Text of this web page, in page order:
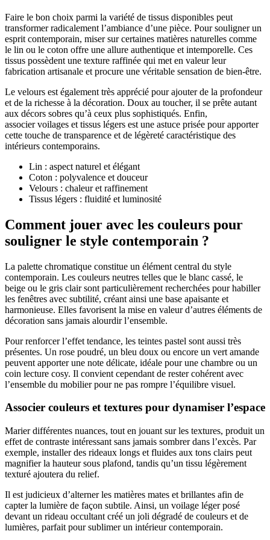
Faire le bon choix parmi la variété de tissus disponibles peut
transformer radicalement l’ambiance d’une pièce. Pour souligner un
esprit contemporain, miser sur certaines matières naturelles comme
le lin ou le coton offre une allure authentique et intemporelle. Ces
tissus possèdent une texture raffinée qui met en valeur leur
fabrication artisanale et procure une véritable sensation de bien-être.
Le velours est également très apprécié pour ajouter de la profondeur
et de la richesse à la décoration. Doux au toucher, il se prête autant
aux décors sobres qu’à ceux plus sophistiqués. Enfin,
associer voilages et tissus légers est une astuce prisée pour apporter
cette touche de transparence et de légèreté caractéristique des
intérieurs contemporains.
Lin : aspect naturel et élégant
Coton : polyvalence et douceur
Velours : chaleur et raffinement
Tissus légers : fluidité et luminosité
Comment jouer avec les couleurs pour
souligner le style contemporain ?
La palette chromatique constitue un élément central du style
contemporain. Les couleurs neutres telles que le blanc cassé, le
beige ou le gris clair sont particulièrement recherchées pour habiller
les fenêtres avec subtilité, créant ainsi une base apaisante et
harmonieuse. Elles favorisent la mise en valeur d’autres éléments de
décoration sans jamais alourdir l’ensemble.
Pour renforcer l’effet tendance, les teintes pastel sont aussi très
présentes. Un rose poudré, un bleu doux ou encore un vert amande
peuvent apporter une note délicate, idéale pour une chambre ou un
coin lecture cosy. Il convient cependant de rester cohérent avec
l’ensemble du mobilier pour ne pas rompre l’équilibre visuel.
Associer couleurs et textures pour dynamiser l’espace
Marier différentes nuances, tout en jouant sur les textures, produit un
effet de contraste intéressant sans jamais sombrer dans l’excès. Par
exemple, installer des rideaux longs et fluides aux tons clairs peut
magnifier la hauteur sous plafond, tandis qu’un tissu légèrement
texturé ajoutera du relief.
Il est judicieux d’alterner les matières mates et brillantes afin de
capter la lumière de façon subtile. Ainsi, un voilage léger posé
devant un rideau occultant créé un joli dégradé de couleurs et de
lumières, parfait pour sublimer un intérieur contemporain.